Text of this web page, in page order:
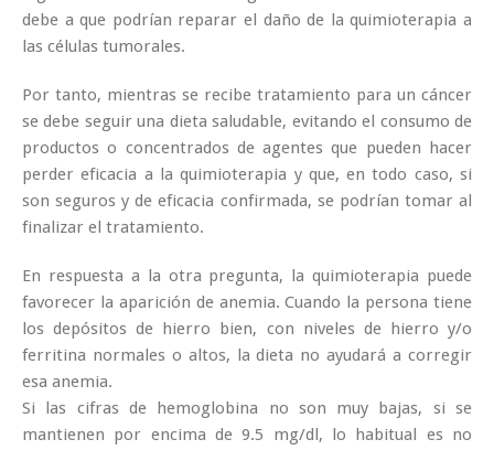
debe a que podrían reparar el daño de la quimioterapia a
las células tumorales.
Por tanto, mientras se recibe tratamiento para un cáncer
se debe seguir una dieta saludable, evitando el consumo de
productos o concentrados de agentes que pueden hacer
perder eficacia a la quimioterapia y que, en todo caso, si
son seguros y de eficacia confirmada, se podrían tomar al
finalizar el tratamiento.
En respuesta a la otra pregunta, la quimioterapia puede
favorecer la aparición de anemia. Cuando la persona tiene
los depósitos de hierro bien, con niveles de hierro y/o
ferritina normales o altos, la dieta no ayudará a corregir
esa anemia.
Si las cifras de hemoglobina no son muy bajas, si se
mantienen por encima de 9.5 mg/dl, lo habitual es no